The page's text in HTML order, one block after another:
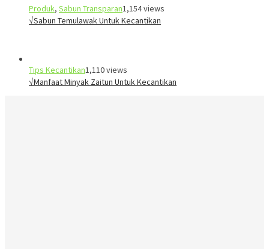
Produk, Sabun Transparan1,154 views
√Sabun Temulawak Untuk Kecantikan
Tips Kecantikan1,110 views
√Manfaat Minyak Zaitun Untuk Kecantikan